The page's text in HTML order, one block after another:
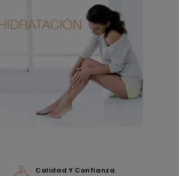
Calidad Y Confianza